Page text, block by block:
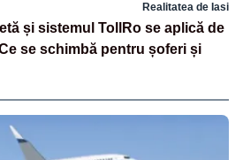
Realitatea de Iasi
și sistemul TollRo se aplică de
se schimbă pentru șoferi și